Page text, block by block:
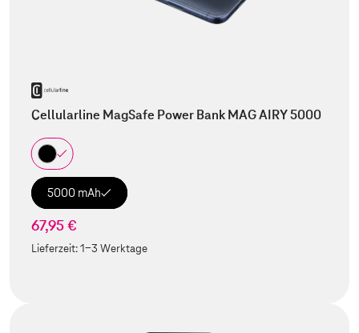
Cellularline MagSafe Power Bank MAG AIRY 5000
5000 mAh
67,95 €
Lieferzeit:1-3 Werktage